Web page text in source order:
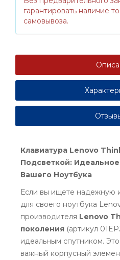
гарантировать наличие
самовывоза.
Клавиатура Lenovo
Подсветкой:
Вашего Ноутбука
Если вы ищете надежную
для своего ноутбука
производителя Lenovo
поколения (артикул
идеальным спутником.
важный корпусный